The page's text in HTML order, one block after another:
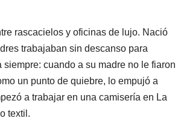
rascacielos y oficinas de lujo. Nació
trabajaban sin descanso para
cuando a su madre no le fiaron
un punto de quiebre, lo empujó a
a trabajar en una camisería en La
textil.